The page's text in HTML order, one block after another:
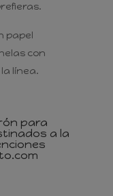
papel
con
línea.
para
a la